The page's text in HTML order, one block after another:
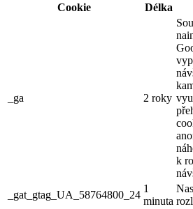
Cookie
Délka
_ga 2 roky
k
_gat_gtag_UA_58764800_24
1
minuta